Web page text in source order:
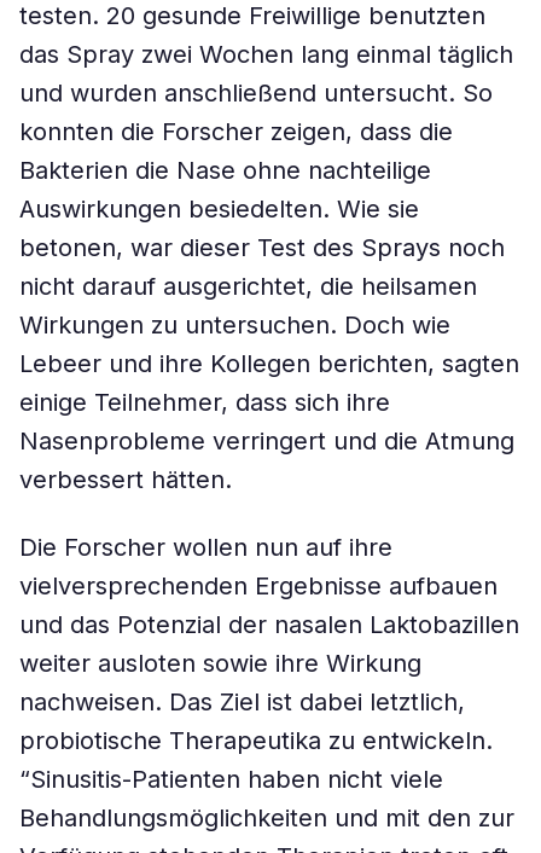
testen. 20 gesunde Freiwillige benutzten
das Spray zwei Wochen lang einmal täglich
und wurden anschließend untersucht. So
konnten die Forscher zeigen, dass die
Bakterien die Nase ohne nachteilige
Auswirkungen besiedelten. Wie sie
betonen, war dieser Test des Sprays noch
nicht darauf ausgerichtet, die heilsamen
Wirkungen zu untersuchen. Doch wie
Lebeer und ihre Kollegen berichten, sagten
einige Teilnehmer, dass sich ihre
Nasenprobleme verringert und die Atmung
verbessert hätten.
Die Forscher wollen nun auf ihre
vielversprechenden Ergebnisse aufbauen
und das Potenzial der nasalen Laktobazillen
weiter ausloten sowie ihre Wirkung
nachweisen. Das Ziel ist dabei letztlich,
probiotische Therapeutika zu entwickeln.
“Sinusitis-Patienten haben nicht viele
Behandlungsmöglichkeiten und mit den zur